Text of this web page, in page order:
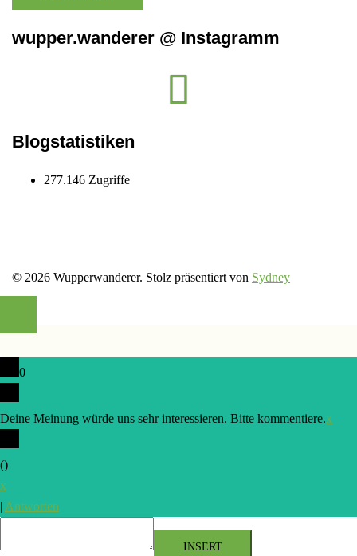
wupper.wanderer @ Instagramm
Blogstatistiken
277.146 Zugriffe
© 2026 Wupperwanderer. Stolz präsentiert von Sydney
0
Deine Meinung würde uns sehr interessieren. Bitte kommentiere.x
()
x
| Antworten
INSERT